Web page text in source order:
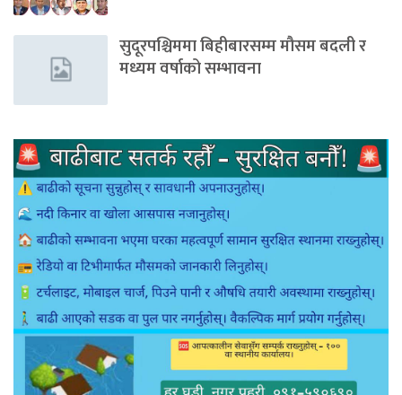
सुदूरपश्चिममा बिहीबारसम्म मौसम बदली र
मध्यम वर्षाको सम्भावना